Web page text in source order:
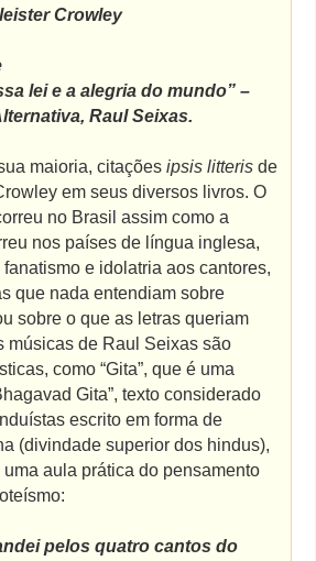
Crowley
lei e a alegria do mundo” –
Raul Seixas.
maioria, citaçõesipsis litteris de
em seus diversos livros. O
no Brasil assim como a
nos países de língua inglesa,
e idolatria aos cantores,
que nada entendiam sobre
sobre o que as letras queriam
músicas de Raul Seixas são
como “Gita”, que é uma
Gita”, texto considerado
escrito em forma de
(divindade superior dos hindus),
aula prática do pensamento
pelos quatro cantos do